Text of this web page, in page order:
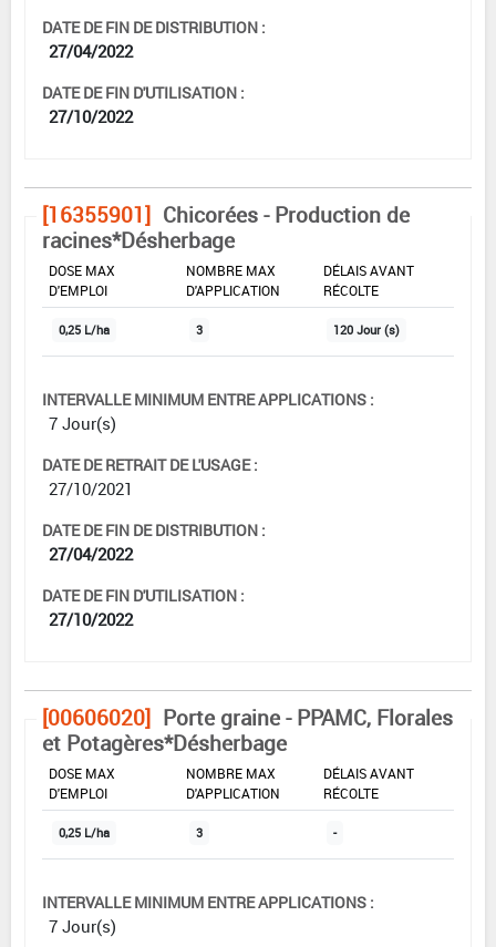
DATE DE FIN DE DISTRIBUTION :
27/04/2022
DATE DE FIN D'UTILISATION :
27/10/2022
[16355901] Chicorées - Production de
racines*Désherbage
DOSE MAX
D'EMPLOI
NOMBRE MAX
D'APPLICATION
DÉLAIS AVANT
RÉCOLTE
0,25 L/ha 3 120 Jour (s)
INTERVALLE MINIMUM ENTRE APPLICATIONS :
7 Jour(s)
DATE DE RETRAIT DE L'USAGE :
27/10/2021
DATE DE FIN DE DISTRIBUTION :
27/04/2022
DATE DE FIN D'UTILISATION :
27/10/2022
[00606020] Porte graine - PPAMC, Florales
et Potagères*Désherbage
DOSE MAX
D'EMPLOI
NOMBRE MAX
D'APPLICATION
DÉLAIS AVANT
RÉCOLTE
0,25 L/ha 3 -
INTERVALLE MINIMUM ENTRE APPLICATIONS :
7 Jour(s)